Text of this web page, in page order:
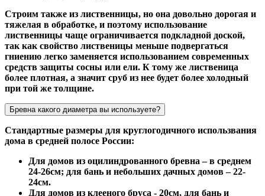
Строим также из лиственницы, но она довольно дорогая и
тяжелая в обработке, и поэтому использование
лиственницы чаще ограничивается подкладной доской,
так как свойство лиственицы меньше подвергаться
гниению легко заменяется использованием современных
средств защиты сосны или ели. К тому же лиственица
более плотная, а значит сруб из нее будет более холодный
при той же толщине.
Бревна какого диаметра вы используете?
Стандартные размеры для круглогодичного использвания
дома в средней полосе России:
Для домов из оцилиндрованного бревна – в среднем
24-26см; для бань и небольших дачных домов – 22-
24см.
Для домов из клееного бруса - 20см, для бань и